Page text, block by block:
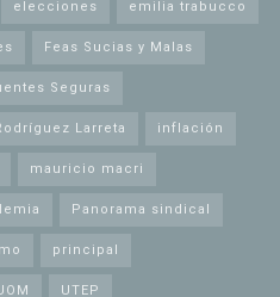
elecciones emilia trabucco
Feas Sucias y Malas
Seguras
Larreta inflación
mauricio macri
Panorama sindical
principal
UTEP